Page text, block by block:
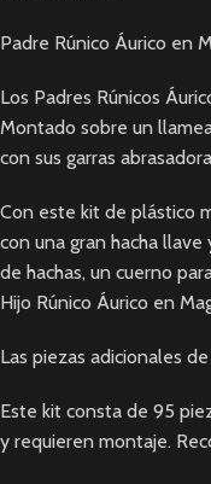
Padre Rúnico Áurico en
Los Padres Rúnicos
Montado sobre un
con sus garras
Con este kit de plástico
con una gran hacha
de hachas, un cuerno
Hijo Rúnico Áurico en
Las piezas adicionales
Este kit consta de 95
y requieren montaje.